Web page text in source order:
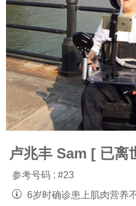
卢兆丰 Sam [ 已离
参考号码 : #23
6岁时确诊患上肌肉营养